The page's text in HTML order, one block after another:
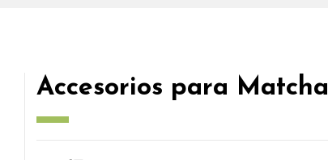
Accesorios para Matcha